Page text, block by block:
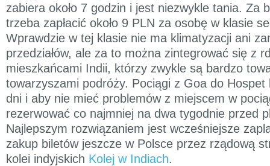
zabiera około 7 godzin i jest niezwykle tania. Za
trzeba zapłacić około 9 PLN za osobę w klasie
Wprawdzie w tej klasie nie ma klimatyzacji ani
przedziałów, ale za to można zintegrować się z
mieszkańcami Indii, którzy zwykle są bardzo
towarzyszami podróży. Pociągi z Goa do
dni i aby nie mieć problemów z miejscem w
rezerwować co najmniej na dwa tygodnie przed
Najlepszym rozwiązaniem jest wcześniejsze
zakup biletów jeszcze w Polsce przez rządową
kolei indyjskich Kolej w Indiach.